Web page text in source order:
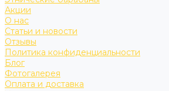
Акции
О нас
Статьи и новости
Отзывы
Политика конфиденциальности
Блог
Фотогалерея
Оплата и доставка